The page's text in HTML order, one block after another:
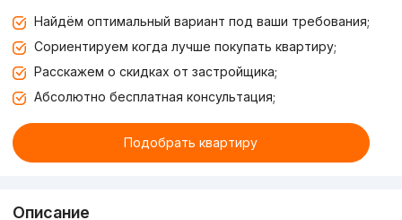
Найдём оптимальный вариант под ваши требования;
Сориентируем когда лучше покупать квартиру;
Расскажем о скидках от застройщика;
Абсолютно бесплатная консультация;
Подобрать квартиру
Описание